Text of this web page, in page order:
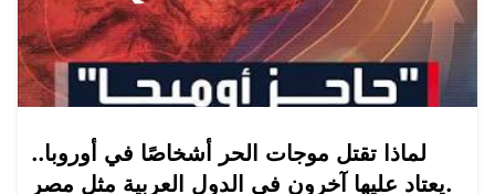
لماذا تقتل موجات الحر أشخاصًا في أوروبا..
يعتاد عليها آخرون في الدول العربية مثل مصر.